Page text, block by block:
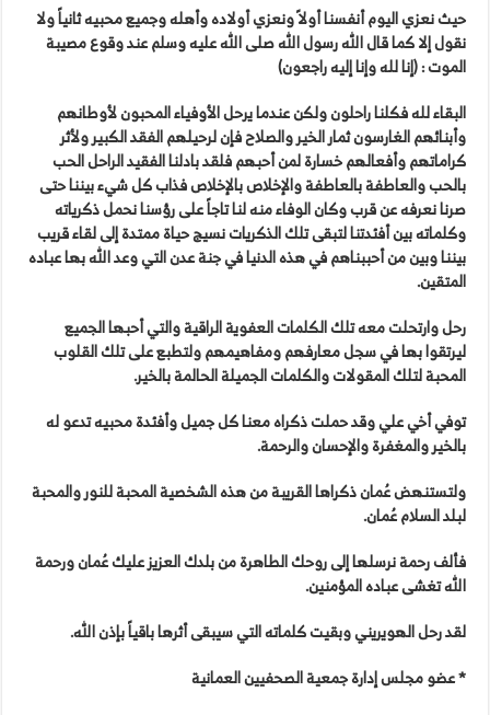
حيث نعزي اليوم أنفسنا أولاً ونعزي أولاده وأهله وجميع محبيه ثانياً ولا
نقول إلا كما قال الله رسول الله صلى الله عليه وسلم عند وقوع مصيبة
الموت : (إنا لله وإنا إليه راجعون)
البقاء لله فكلنا راحلون ولكن عندما يرحل الأوفياء المحبون لأوطانهم
وأبنائهم الغارسون ثمار الخير والصلاح فإن لرحيلهم الفقد الكبير ولأثر
كراماتهم وأفعالهم خسارة لمن أحبهم فلقد بادلنا الفقيد الراحل الحب
بالحب والعاطفة بالعاطفة والإخلاص بالإخلاص فذاب كل شيء بيننا حتى
صرنا نعرفه عن قرب وكان الوفاء منه لنا تاجاً على رؤسنا نحمل ذكرياته
وكلماته بين أفئدتنا لتبقى تلك الذكريات نسيج حياة ممتدة إلى لقاء قريب
بيننا وبين من أحببناهم في هذه الدنيا في جنة عدن التي وعد الله بها عباده
المتقين.
رحل وارتحلت معه تلك الكلمات العفوية الراقية والتي أحبها الجميع
ليرتقوا بها في سجل معارفهم ومفاهيمهم ولتطبع على تلك القلوب
المحبة لتلك المقولات والكلمات الجميلة الحالمة بالخير.
توفي أخي علي وقد حملت ذكراه معنا كل جميل وأفئدة محبيه تدعو له
بالخير والمغفرة والإحسان والرحمة.
ولتستنهض عُمان ذكراها القريبة من هذه الشخصية المحبة للنور والمحبة
لبلد السلام عُمان.
فألف رحمة نرسلها إلى روحك الطاهرة من بلدك العزيز عليك عُمان ورحمة
الله تغشى عباده المؤمنين.
لقد رحل الهويريني وبقيت كلماته التي سيبقى أثرها باقياً بإذن الله.
* عضو مجلس إدارة جمعية الصحفيين العمانية